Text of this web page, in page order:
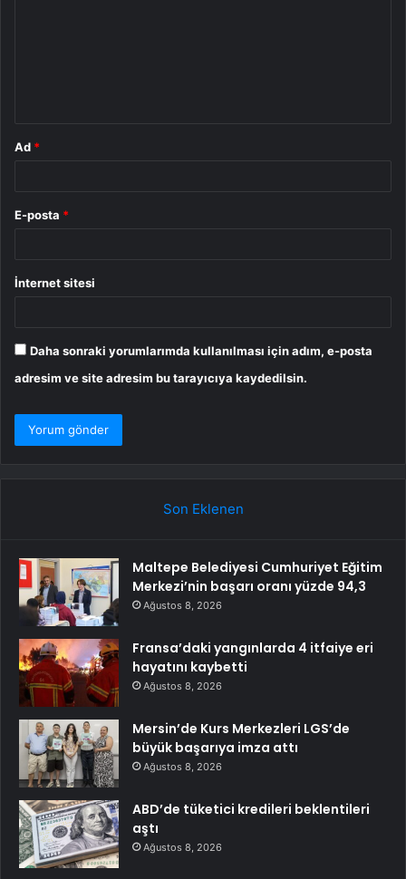
Ad *
E-posta *
İnternet sitesi
Daha sonraki yorumlarımda kullanılması için adım, e-posta
adresim ve site adresim bu tarayıcıya kaydedilsin.
Son Eklenen
Maltepe Belediyesi Cumhuriyet Eğitim
Merkezi’nin başarı oranı yüzde 94,3
Ağustos 8, 2026
Fransa’daki yangınlarda 4 itfaiye eri
hayatını kaybetti
Ağustos 8, 2026
Mersin’de Kurs Merkezleri LGS’de
büyük başarıya imza attı
Ağustos 8, 2026
ABD’de tüketici kredileri beklentileri
aştı
Ağustos 8, 2026